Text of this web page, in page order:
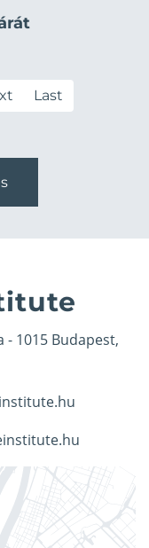
Last
- 1015 Budapest,